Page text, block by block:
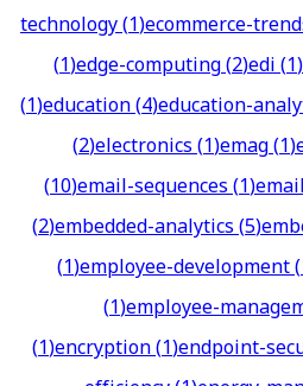
technology(1)ecommerce-
(1)edge-computing(2)edi(1)
(1)education(4)education-
(2)electronics(1)emag(1)
(10)email-sequences(1)
(2)embedded-analytics(5)
(1)employee-development(
(1)employee-
(1)encryption(1)endpoint-